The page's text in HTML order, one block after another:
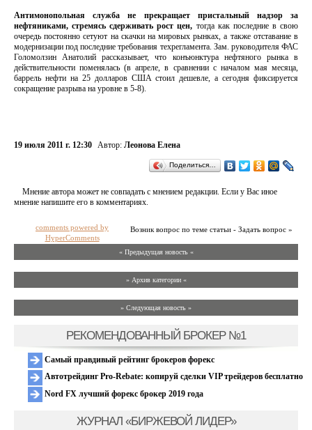
Антимонопольная служба не прекращает пристальный надзор за
нефтяниками, стремясь сдерживать рост цен, тогда как последние в свою
очередь постоянно сетуют на скачки на мировых рынках, а также отставание в
модернизации под последние требования техрегламента. Зам. руководителя ФАС
Голомолзин Анатолий рассказывает, что конъюнктура нефтяного рынка в
действительности поменялась (в апреле, в сравнении с началом мая месяца,
баррель нефти на 25 долларов США стоил дешевле, а сегодня фиксируется
сокращение разрыва на уровне в 5-8).
19 июля 2011 г. 12:30 Автор: Леонова Елена
Поделиться…
Мнение автора может не совпадать с мнением редакции. Если у Вас иное
мнение напишите его в комментариях.
Возник вопрос по теме статьи - Задать вопрос »
comments powered by
HyperComments
« Предыдущая новость «
» Архив категории «
» Следующая новость »
РЕКОМЕНДОВАННЫЙ БРОКЕР №1
Самый правдивый рейтинг брокеров форекс
Автотрейдинг Pro-Rebate: копируй сделки VIP трейдеров бесплатно
Nord FX лучший форекс брокер 2019 года
ЖУРНАЛ «БИРЖЕВОЙ ЛИДЕР»